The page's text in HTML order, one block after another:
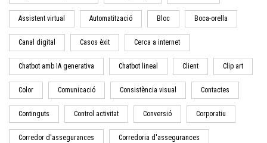
Assistent virtual Automatització Bloc Boca-orella
Canal digital Casos èxit Cerca a internet
Chatbot amb IA generativa Chatbot lineal Client Clip art
Color Comunicació Consistència visual Contactes
Continguts Control activitat Conversió Corporatiu
Corredor d'assegurances Corredoria d'assegurances